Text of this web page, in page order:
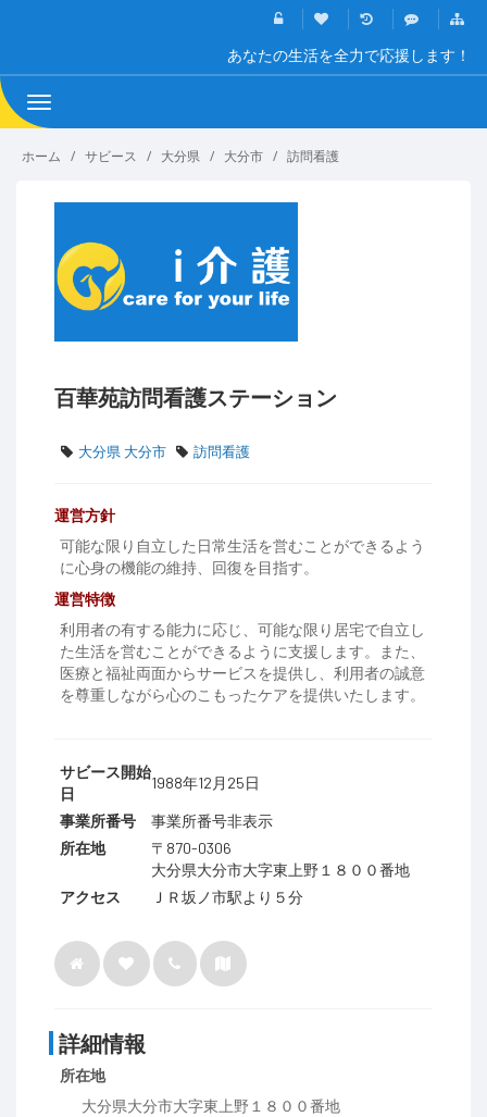
あなたの生活を全力で応援します！
Toggle
navigation
ホーム サビース 大分県 大分市 訪問看護
百華苑訪問看護ステーション
大分県 大分市 訪問看護
運営方針
可能な限り自立した日常生活を営むことができるよう
に心身の機能の維持、回復を目指す。
運営特徴
利用者の有する能力に応じ、可能な限り居宅で自立し
た生活を営むことができるように支援します。また、
医療と福祉両面からサービスを提供し、利用者の誠意
を尊重しながら心のこもったケアを提供いたします。
サビース開始
日
1988年12月25日
事業所番号
事業所番号非表示
所在地
〒870-0306
大分県大分市大字東上野１８００番地
アクセス
ＪＲ坂ノ市駅より５分
詳細情報
所在地
大分県大分市大字東上野１８００番地